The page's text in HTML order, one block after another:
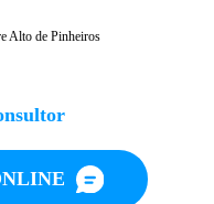
Alto de Pinheiros